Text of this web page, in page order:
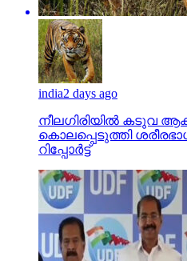
india2 days ago
നീലഗിരിയില്‍ കടുവ
കൊലപ്പെടുത്തി
റിപ്പോര്‍ട്ട്